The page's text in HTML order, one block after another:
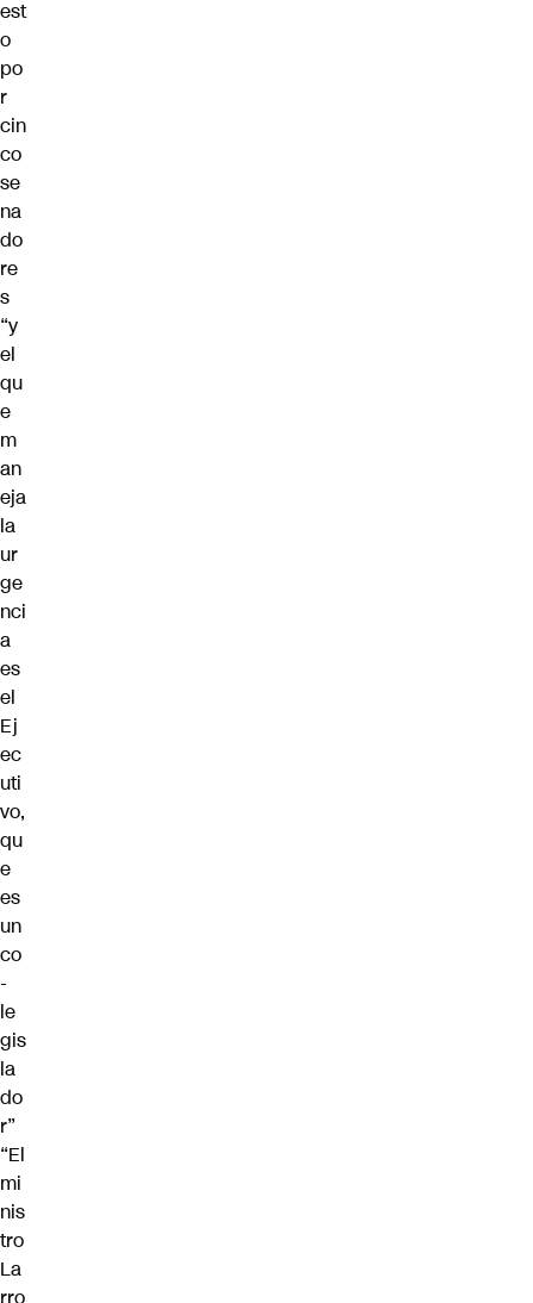
est
o
po
r
cin
co
se
na
do
re
s
“y
el
qu
e
m
an
eja
la
ur
ge
nci
a
es
el
Ej
ec
uti
vo,
qu
e
es
un
co
-
le
gis
la
do
r”
“El
mi
nis
tro
La
rro